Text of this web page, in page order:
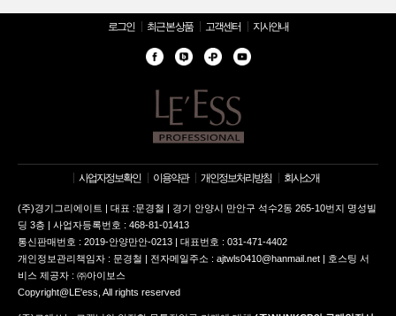
로그인 최근 본 상품 고객센터 지사안내
사업자정보확인 이용약관 개인정보처리방침 회사소개
(주)경기그리에이트 | 대표 :문경철 | 경기 안양시 만안구 석수2동 265-10번지 명성빌
딩 3층 | 사업자등록번호 : 468-81-01413
통신판매번호 : 2019-안양만안-0213 | 대표번호 : 031-471-4402
개인정보관리책임자 : 문경철 | 전자메일주소 : ajtwls0410@hanmail.net | 호스팅 서
비스 제공자 : ㈜아이보스
Copyright@LE'ess, All rights reserved